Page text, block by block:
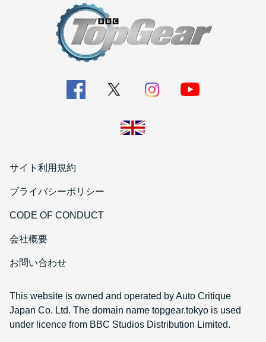
サイト利用規約
プライバシーポリシー
CODE OF CONDUCT
会社概要
お問い合わせ
This website is owned and operated by Auto Critique
Japan Co. Ltd. The domain name topgear.tokyo is used
under licence from BBC Studios Distribution Limited.